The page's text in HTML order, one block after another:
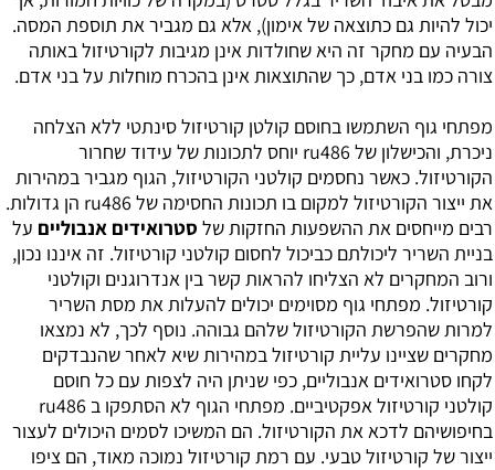
יכול להיות גם כתוצאה של אימון), אלא גם מגביר את תוספת המסה.
הבעיה עם מחקר זה היא שחולדות אינן מגיבות לקורטיזול באותה
צורה כמו בני אדם, כך שהתוצאות אינן בהכרח מוחלות על בני אדם.
מפתחי גוף השתמשו בחוסם קולטן קורטיזול סינתטי ללא הצלחה
ניכרת, והכישלון של ru486 יוחס לתכונות של עידוד שחרור
הקורטיזול. כאשר נחסמים קולטני הקורטיזול, הגוף מגביר במהירות
את ייצור הקורטיזול למקום בו תכונות החסימה של ru486 הן גדולות.
רבים מייחסים את ההשפעות החזקות של סטרואידים אנבוליים על
בניית השריר ליכולתם כביכול לחסום קולטני קורטיזול. זה איננו נכון,
ורוב המחקרים לא הצליחו להראות קשר בין אנדרוגנים וקולטני
קורטיזול. מפתחי גוף מסוימים יכולים להעלות את מסת השריר
למרות שהפרשת הקורטיזול שלהם גבוהה. נוסף לכך, לא נמצאו
מחקרים שציינו עליית קורטיזול במהירות שיא לאחר שהנבדקים
לקחו סטרואידים אנבוליים, כפי שניתן היה לצפות עם כל חוסם
קולטני קורטיזול אפקטיביים. מפתחי הגוף לא הסתפקו ב ru486
בחיפושיהם לדכא את הקורטיזול. הם המשיכו לסמים היכולים לעצור
ייצור של קורטיזול טבעי. עם רמת קורטיזול נמוכה מאוד, הם ציפו